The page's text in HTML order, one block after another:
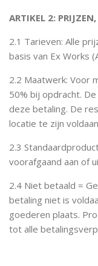
ARTIKEL 2:
2.1 Tarieven: Alle
basis van Ex Works
2.2 Maatwerk: Voor
50% bij opdracht.
deze betaling. De
locatie te zijn
2.3
voorafgaand aan of
2.4 Niet betaald =
betaling niet is
goederen plaats.
tot alle